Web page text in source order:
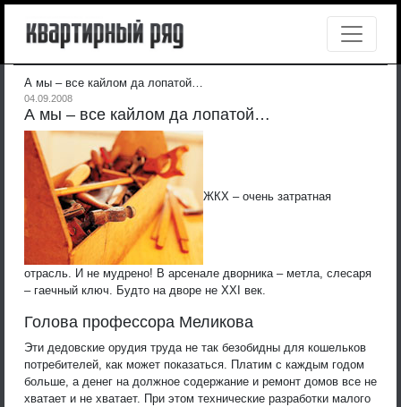
А мы – все кайлом да лопатой…
04.09.2008
А мы – все кайлом да лопатой…
ЖКХ – очень затратная
отрасль. И не мудрено! В арсенале дворника – метла, слесаря
– гаечный ключ. Будто на дворе не XXI век.
Голова профессора Меликова
Эти дедовские орудия труда не так безобидны для кошельков
потребителей, как может показаться. Платим с каждым годом
больше, а денег на должное содержание и ремонт домов все не
хватает и не хватает. При этом технические разработки малого